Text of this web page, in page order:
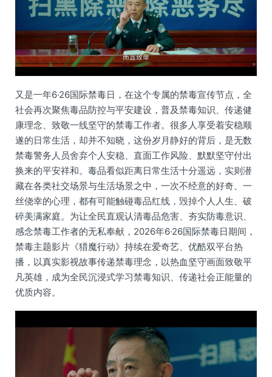
又是一年6·26国际禁毒日，在这个专属的禁毒宣传节点，全
社会再次聚焦毒品防控与平安建设，普及禁毒知识、传递健
康理念、致敬一线坚守的禁毒工作者。很多人享受着安稳顺
遂的日常生活，却并不知晓，这份岁月静好的背后，是无数
禁毒警务人员舍弃个人安稳、直面工作风险、默默坚守付出
换来的平安祥和。毒品看似距离日常生活十分遥远，实则潜
藏在各类社交场景与生活场景之中，一次不经意的好奇、一
丝侥幸的心理，都有可能触碰毒品红线，毁掉个人人生、破
碎美满家庭。为让全民直观认清毒品危害、夯实防毒意识、
感念禁毒工作者的无私奉献，2026年6·26国际禁毒日期间，
禁毒主题影片《猎魔行动》持续在爱奇艺、优酷双平台热
播，以真实影视故事传递禁毒理念，以热血坚守画面致敬平
凡英雄，成为全民沉浸式学习禁毒知识、传递社会正能量的
优质内容。